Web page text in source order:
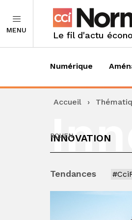
MENU Le fil d'actu
Numérique
Accueil ›
INNOVATION
ROUEN
Tendances